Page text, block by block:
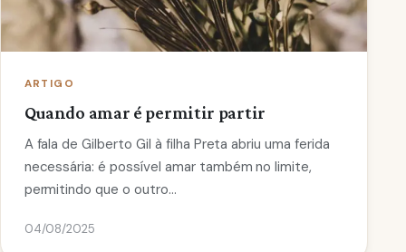
ARTIGO
Quando amar é permitir partir
A fala de Gilberto Gil à filha Preta abriu uma ferida
necessária: é possível amar também no limite,
permitindo que o outro…
04/08/2025